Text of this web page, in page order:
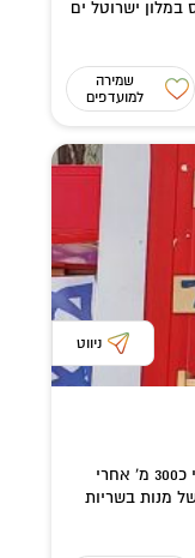
ישרוטל ים
שמירה
למועדפים
ניווט
ארטוס פוד טראק נמצאים בקיבוץ עין גדי כ300 מ' אחרי
מנות בשריות